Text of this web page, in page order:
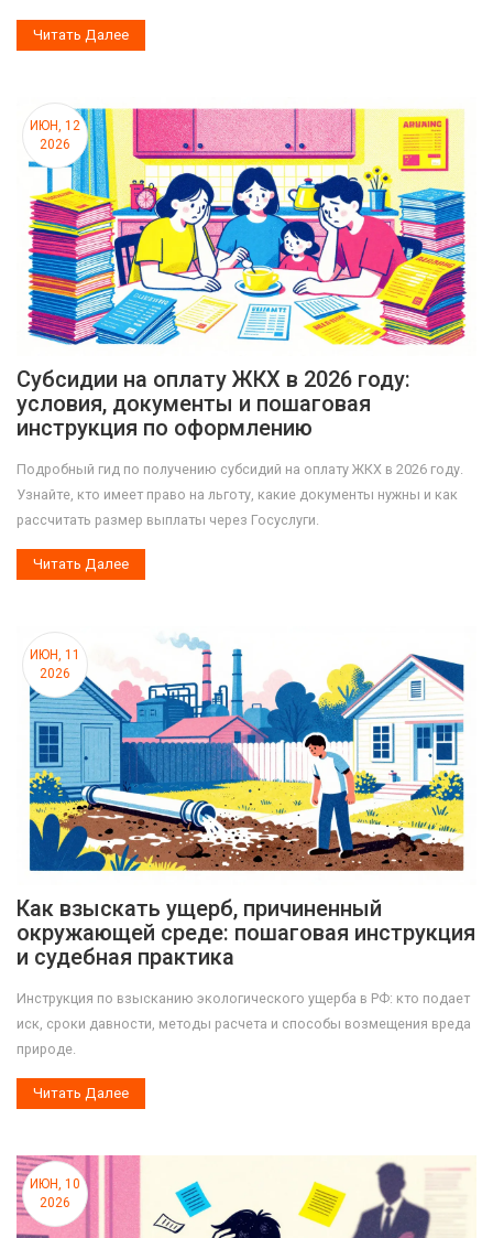
Читать Далее
ИЮН, 12
2026
Субсидии на оплату ЖКХ в 2026 году:
условия, документы и пошаговая
инструкция по оформлению
Подробный гид по получению субсидий на оплату ЖКХ в 2026 году.
Узнайте, кто имеет право на льготу, какие документы нужны и как
рассчитать размер выплаты через Госуслуги.
Читать Далее
ИЮН, 11
2026
Как взыскать ущерб, причиненный
окружающей среде: пошаговая инструкция
и судебная практика
Инструкция по взысканию экологического ущерба в РФ: кто подает
иск, сроки давности, методы расчета и способы возмещения вреда
природе.
Читать Далее
ИЮН, 10
2026